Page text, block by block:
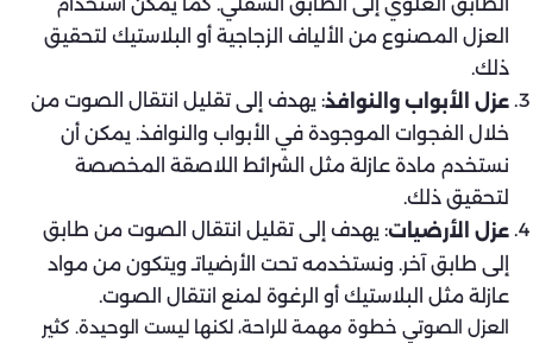
العزل المصنوع من الألياف الزجاجية أو البلاستيك لتحقيق
ذلك.
عزل الأبواب والنوافذ: يهدف إلى تقليل انتقال الصوت من
خلال الفجوات الموجودة في الأبواب والنوافذ. يمكن أن
نستخدم مادة عازلة مثل الشرائط اللاصقة المخصصة
لتحقيق ذلك.
عزل الأرضيات: يهدف إلى تقليل انتقال الصوت من طابق
إلى طابق آخر. ونستخدمه تحت الأرضياتـ ويتكون من مواد
عازلة مثل البلاستيك أو الرغوة لمنع انتقال الصوت.
العزل الصوتي خطوة مهمة للراحة، لكنها ليست الوحيدة. كثير